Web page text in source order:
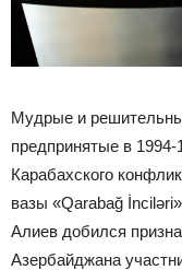
Мудрые и
предпринятые в 1994-
Карабахского
вазы «Qarabağ
Алиев добился
Азербайджана